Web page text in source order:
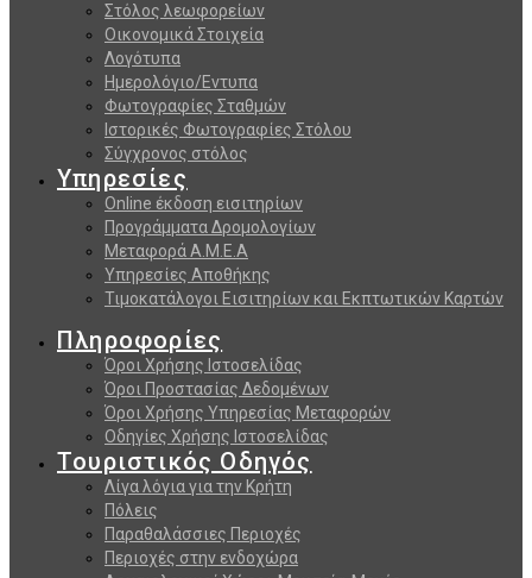
Στόλος λεωφορείων
Οικονομικά Στοιχεία
Λογότυπα
Ημερολόγιο/Εντυπα
Φωτογραφίες Σταθμών
Ιστορικές Φωτογραφίες Στόλου
Σύγχρονος στόλος
Υπηρεσίες
Online έκδοση εισιτηρίων
Προγράμματα Δρομολογίων
Μεταφορά Α.Μ.Ε.Α
Υπηρεσίες Αποθήκης
Τιμοκατάλογοι Εισιτηρίων και Εκπτωτικών Καρτών
Πληροφορίες
Όροι Χρήσης Ιστοσελίδας
Όροι Προστασίας Δεδομένων
Όροι Χρήσης Υπηρεσίας Μεταφορών
Οδηγίες Χρήσης Ιστοσελίδας
Τουριστικός Οδηγός
Λίγα λόγια για την Κρήτη
Πόλεις
Παραθαλάσσιες Περιοχές
Περιοχές στην ενδοχώρα